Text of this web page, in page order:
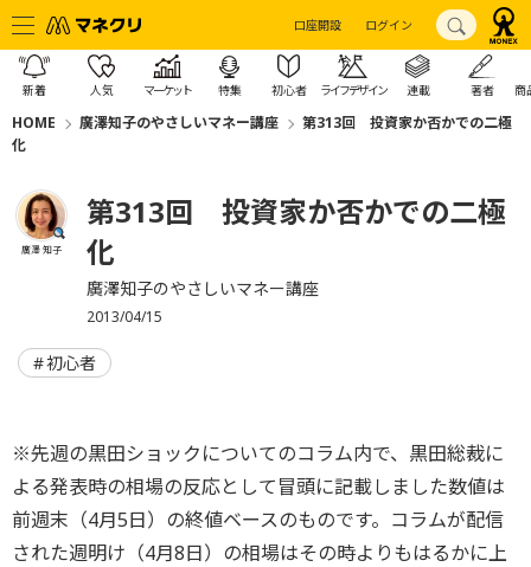
口座開設 ログイン
新着 人気 マーケット 特集 初心者 ライフデザイン 連載 著者 商
HOME 廣澤知子のやさしいマネー講座
第313回 投資家か否かでの二極
化
廣澤 知子
第313回 投資家か否かでの二極
化
廣澤知子のやさしいマネー講座
2013/04/15
初心者
※先週の黒田ショックについてのコラム内で、黒田総裁に
よる発表時の相場の反応として冒頭に記載しました数値は
前週末（4月5日）の終値ベースのものです。コラムが配信
された週明け（4月8日）の相場はその時よりもはるかに上